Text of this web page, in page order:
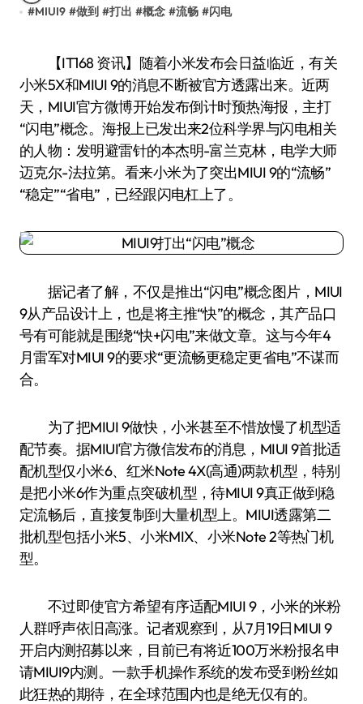
#MIUI9 #做到 #打出 #概念 #流畅 #闪电
【IT168 资讯】随着小米发布会日益临近，有关
小米5X和MIUI 9的消息不断被官方透露出来。近两
天，MIUI官方微博开始发布倒计时预热海报，主打
“闪电”概念。海报上已发出来2位科学界与闪电相关
的人物：发明避雷针的本杰明-富兰克林，电学大师
迈克尔-法拉第。看来小米为了突出MIUI 9的“流畅”
“稳定”“省电”，已经跟闪电杠上了。
据记者了解，不仅是推出“闪电”概念图片，MIUI
9从产品设计上，也是将主推“快”的概念，其产品口
号有可能就是围绕“快+闪电”来做文章。这与今年4
月雷军对MIUI 9的要求“更流畅更稳定更省电”不谋而
合。
为了把MIUI 9做快，小米甚至不惜放慢了机型适
配节奏。据MIUI官方微信发布的消息，MIUI 9首批适
配机型仅小米6、红米Note 4X(高通)两款机型，特别
是把小米6作为重点突破机型，待MIUI 9真正做到稳
定流畅后，直接复制到大量机型上。MIUI透露第二
批机型包括小米5、小米MIX、小米Note 2等热门机
型。
不过即使官方希望有序适配MIUI 9，小米的米粉
人群呼声依旧高涨。记者观察到，从7月19日MIUI 9
开启内测招募以来，目前已有将近100万米粉报名申
请MIUI9内测。一款手机操作系统的发布受到粉丝如
此狂热的期待，在全球范围内也是绝无仅有的。